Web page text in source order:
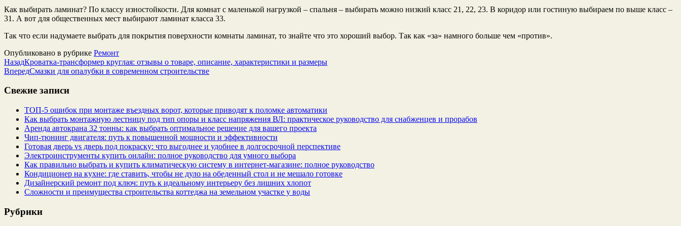
Как выбирать ламинат? По классу изностойкости. Для комнат с маленькой нагрузкой – спальня – выбирать можно низкий класс 21, 22, 23. В коридор или гостиную выбираем по выше класс –
31. А вот для общественных мест выбирают ламинат класса 33.
Так что если надумаете выбрать для покрытия поверхности комнаты ламинат, то знайте что это хороший выбор. Так как «за» намного больше чем «против».
Опубликовано в рубрике Ремонт
НазадКроватка-трансформер круглая: отзывы о товаре, описание, характеристики и размеры
ВпередСмазки для опалубки в современном строительстве
Свежие записи
ТОП-5 ошибок при монтаже въездных ворот, которые приводят к поломке автоматики
Как выбрать монтажную лестницу под тип опоры и класс напряжения ВЛ: практическое руководство для снабженцев и прорабов
Аренда автокрана 32 тонны: как выбрать оптимальное решение для вашего проекта
Чип‑тюнинг двигателя: путь к повышенной мощности и эффективности
Готовая дверь vs дверь под покраску: что выгоднее и удобнее в долгосрочной перспективе
Электроинструменты купить онлайн: полное руководство для умного выбора
Как правильно выбрать и купить климатическую систему в интернет‑магазине: полное руководство
Кондиционер на кухне: где ставить, чтобы не дуло на обеденный стол и не мешало готовке
Дизайнерский ремонт под ключ: путь к идеальному интерьеру без лишних хлопот
Сложности и преимущества строительства коттеджа на земельном участке у воды
Рубрики